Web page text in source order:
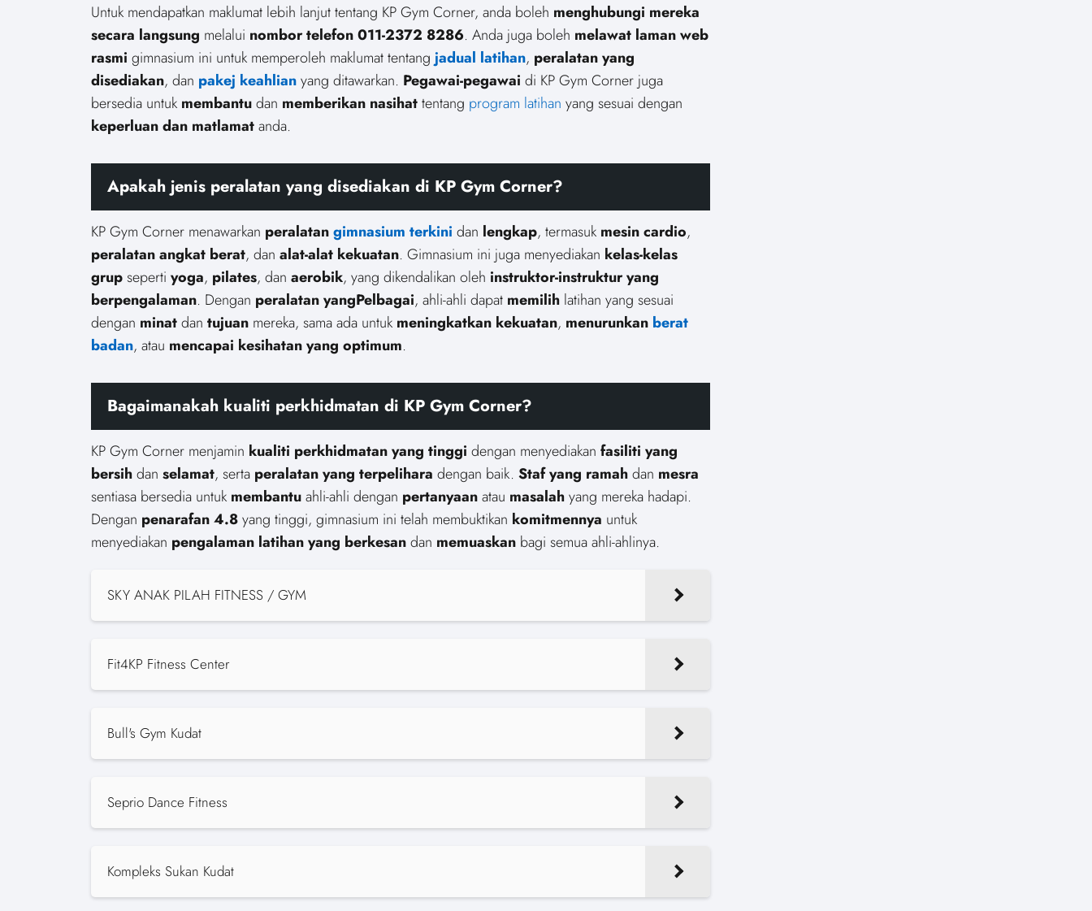
Untuk mendapatkan maklumat lebih lanjut tentang KP Gym Corner, anda boleh menghubungi mereka
secara langsung melalui nombor telefon 011-2372 8286. Anda juga boleh melawat laman web
rasmi gimnasium ini untuk memperoleh maklumat tentang jadual latihan, peralatan yang
disediakan, dan pakej keahlianyang ditawarkan. Pegawai-pegawai di KP Gym Corner juga
bersedia untuk membantudan memberikan nasihattentang program latihan yang sesuai dengan
keperluan dan matlamatanda.
Apakah jenis peralatan yang disediakan di KP Gym Corner?
KP Gym Corner menawarkan peralatangimnasium terkini dan lengkap, termasuk mesin cardio,
peralatan angkat berat, dan alat-alat kekuatan. Gimnasium ini juga menyediakan kelas-kelas
grupseperti yoga, pilates, dan aerobik, yang dikendalikan oleh instruktor-instruktur yang
berpengalaman. Dengan peralatan yangPelbagai, ahli-ahli dapat memilih latihan yang sesuai
dengan minatdan tujuan mereka, sama ada untuk meningkatkan kekuatan, menurunkan berat
badan, atau mencapai kesihatan yang optimum.
Bagaimanakah kualiti perkhidmatan di KP Gym Corner?
KP Gym Corner menjamin kualiti perkhidmatan yang tinggi dengan menyediakan fasiliti yang
bersihdan selamat, serta peralatan yang terpelihara dengan baik. Staf yang ramahdan mesra
sentiasa bersedia untuk membantuahli-ahli dengan pertanyaanatau masalahyang mereka hadapi.
Dengan penarafan 4.8yang tinggi, gimnasium ini telah membuktikan komitmennya untuk
menyediakan pengalaman latihan yang berkesandan memuaskan bagi semua ahli-ahlinya.
SKY ANAK PILAH FITNESS / GYM
Fit4KP Fitness Center
Bull's Gym Kudat
Seprio Dance Fitness
Kompleks Sukan Kudat